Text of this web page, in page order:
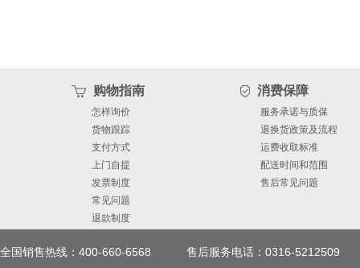
购物指南
怎样询价
货物跟踪
支付方式
上门自提
发票制度
常见问题
退款制度
消费保障
服务承诺与质保
退换货政策及流程
运费收取标准
配送时间和范围
售后常见问题
全国销售热线：400-660-6568 售后服务电话：0316-5212509